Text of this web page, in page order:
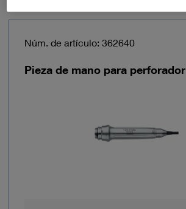
Núm. de artículo: 362640
Pieza de mano para perforador